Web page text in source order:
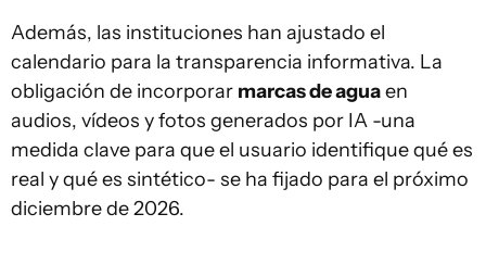
Además, las instituciones han ajustado el
calendario para la transparencia informativa. La
obligación de incorporar marcas de aguaen
audios, vídeos y fotos generados por IA -una
medida clave para que el usuario identifique qué es
real y qué es sintético- se ha fijado para el próximo
diciembre de 2026.